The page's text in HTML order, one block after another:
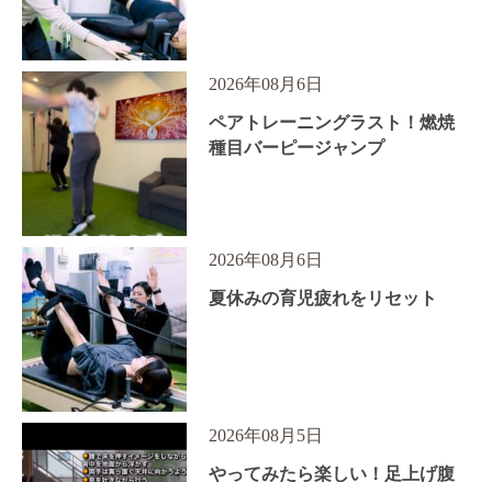
2026年08月6日
ペアトレーニングラスト！燃焼
種目バーピージャンプ
2026年08月6日
夏休みの育児疲れをリセット
2026年08月5日
やってみたら楽しい！足上げ腹